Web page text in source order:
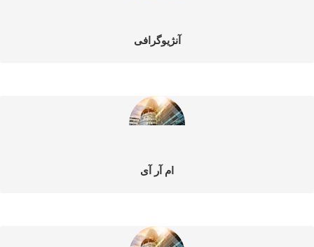
آنژیوگرافی
ام آر آی